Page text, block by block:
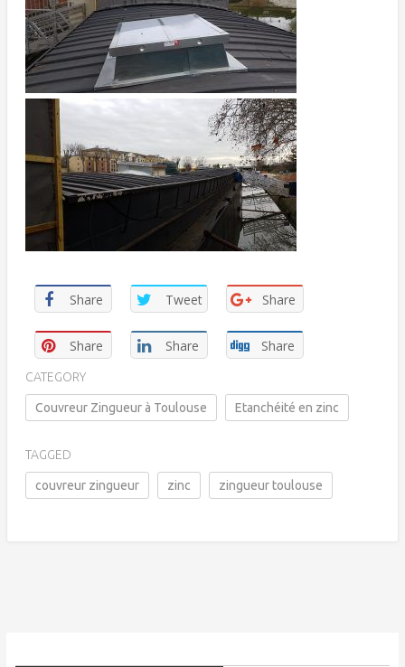
Share Tweet Share
Share Share Share
CATEGORY
Couvreur Zingueur à Toulouse Etanchéité en zinc
TAGGED
couvreur zingueur zinc zingueur toulouse